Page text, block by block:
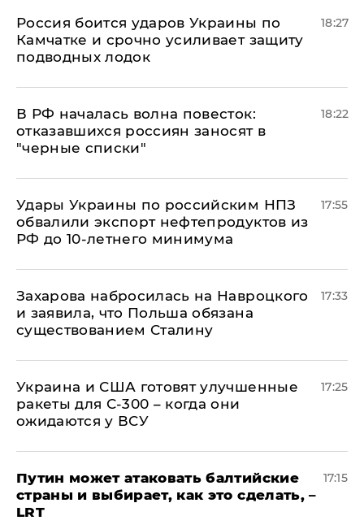
Россия боится ударов Украины по
Камчатке и срочно усиливает защиту
подводных лодок
18:27
​В РФ началась волна повесток:
отказавшихся россиян заносят в
"черные списки"
18:22
Удары Украины по российским НПЗ
обвалили экспорт нефтепродуктов из
РФ до 10-летнего минимума
17:55
​Захарова набросилась на Навроцкого
и заявила, что Польша обязана
существованием Сталину
17:33
Украина и США готовят улучшенные
ракеты для С-300 – когда они
ожидаются у ВСУ
17:25
Путин может атаковать балтийские
страны и выбирает, как это сделать, –
LRT
17:15